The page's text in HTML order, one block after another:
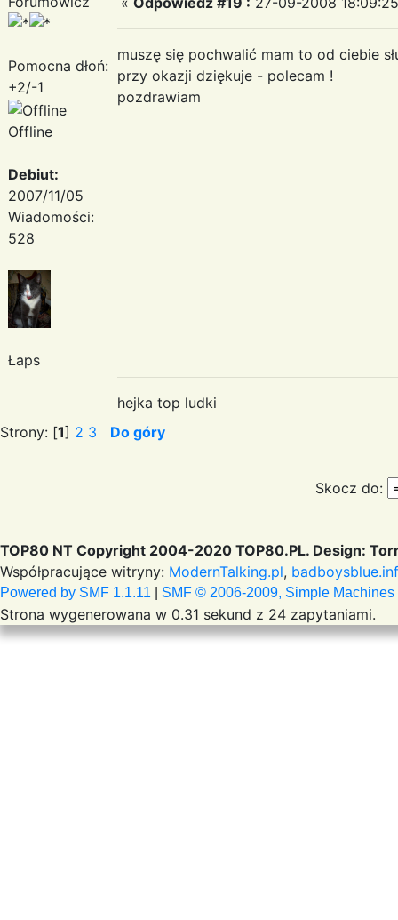
Pomocna dłoń:
+2/-1
Offline
Debiut:
2007/11/05
Wiadomości:
528
Łaps
muszę się pochwalić mam to od ciebie
przy okazji dziękuje - polecam !
pozdrawiam
hejka top ludki
Strony: [1] 2 3 Do góry
Skocz do:
TOP80 NT Copyright 2004-2020 TOP80.PL. Design:
Współpracujące witryny: ModernTalking.pl,
Powered by SMF 1.1.11 SMF © 2006-2009, Simple Machines
Strona wygenerowana w 0.31 sekund z 24 zapytaniami.